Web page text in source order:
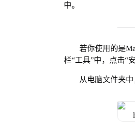
中。
若你使用的是
栏“工具”中，点击“
从电脑文件夹中